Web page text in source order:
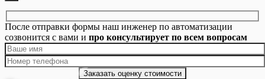
После отправки формы наш инженер по автоматизации
созвонится с вами и про консультирует по всем вопросам